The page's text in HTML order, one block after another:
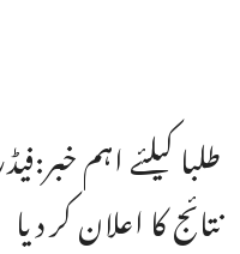
طلبا کیلئے اہم
نتائج کا اعلان کر دیا